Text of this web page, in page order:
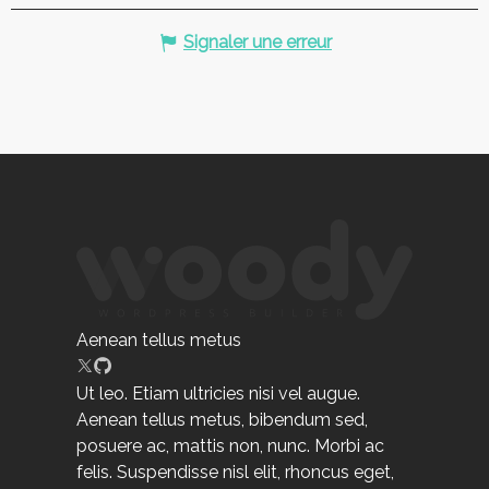
Signaler une erreur
Aenean tellus metus
Ut leo. Etiam ultricies nisi vel augue.
Aenean tellus metus, bibendum sed,
posuere ac, mattis non, nunc. Morbi ac
felis. Suspendisse nisl elit, rhoncus eget,